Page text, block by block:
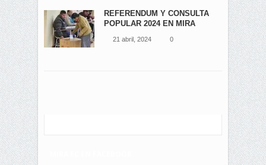
REFERENDUM Y CONSULTA
POPULAR 2024 EN MIRA
21 abril, 2024 0